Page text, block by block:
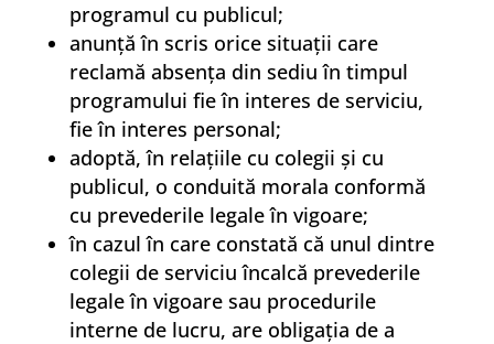
programul cu publicul;
anunţă în scris orice situaţii care
reclamă absenţa din sediu în timpul
programului fie în interes de serviciu,
fie în interes personal;
adoptă, în relaţiile cu colegii şi cu
publicul, o conduită morala conformă
cu prevederile legale în vigoare;
în cazul în care constată că unul dintre
colegii de serviciu încalcă prevederile
legale în vigoare sau procedurile
interne de lucru, are obligaţia de a